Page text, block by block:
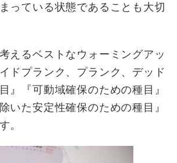
っている状態であることも大切
えるベストなウォーミングアッ
ドプランク、プランク、デッド
』『可動域確保のための種目』
いた安定性確保のための種目』
。